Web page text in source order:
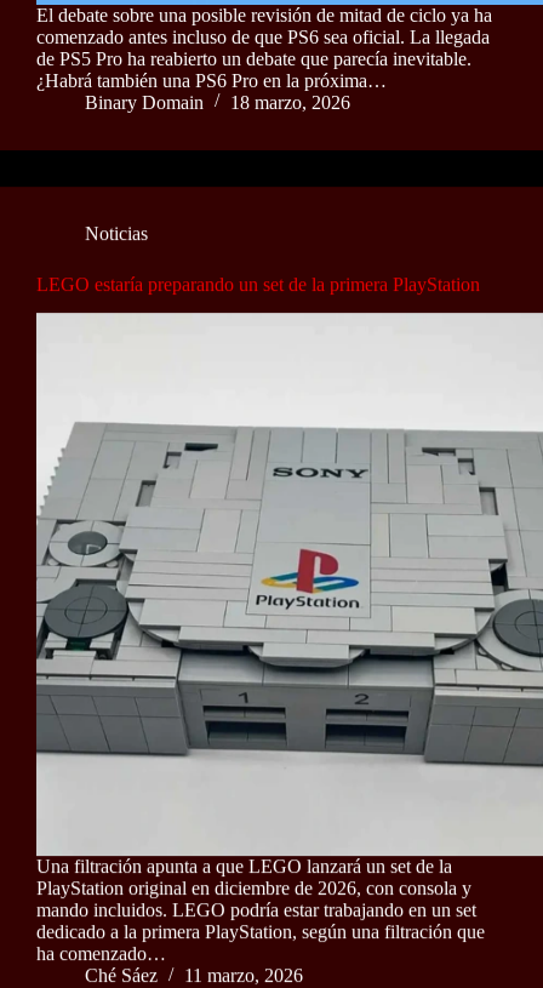
El debate sobre una posible revisión de mitad de ciclo ya ha
comenzado antes incluso de que PS6 sea oficial. La llegada
de PS5 Pro ha reabierto un debate que parecía inevitable.
¿Habrá también una PS6 Pro en la próxima…
Binary Domain
18 marzo, 2026
Noticias
LEGO estaría preparando un set de la primera PlayStation
Una filtración apunta a que LEGO lanzará un set de la
PlayStation original en diciembre de 2026, con consola y
mando incluidos. LEGO podría estar trabajando en un set
dedicado a la primera PlayStation, según una filtración que
ha comenzado…
Ché Sáez
11 marzo, 2026